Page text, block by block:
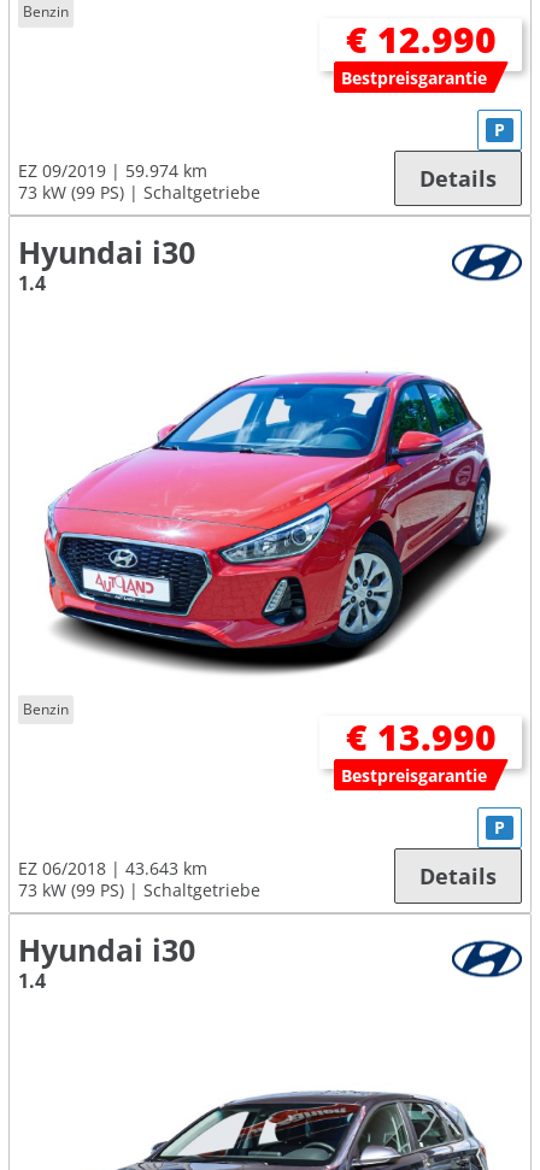
Benzin
€ 12.990
Bestpreisgarantie
EZ 09/2019
59.974 km
73 kW (99 PS)
Schaltgetriebe
P
Details
Hyundai i30
1.4
Benzin
€ 13.990
Bestpreisgarantie
EZ 06/2018
43.643 km
73 kW (99 PS)
Schaltgetriebe
P
Details
Hyundai i30
1.4